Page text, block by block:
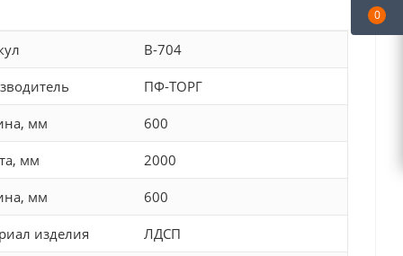
В-704
ПФ-ТОРГ
мм 600
мм 2000
мм 600
изделия ЛДСП
0